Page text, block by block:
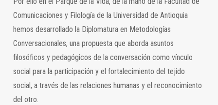
Comunicaciones y Filología de la Universidad de Antioquia
hemos desarrollado la Diplomatura en Metodologías
Conversacionales, una propuesta que aborda asuntos
filosóficos y pedagógicos de la conversación como vínculo
social para la participación y el fortalecimiento del tejido
social, a través de las relaciones humanas y el reconocimiento
del otro.